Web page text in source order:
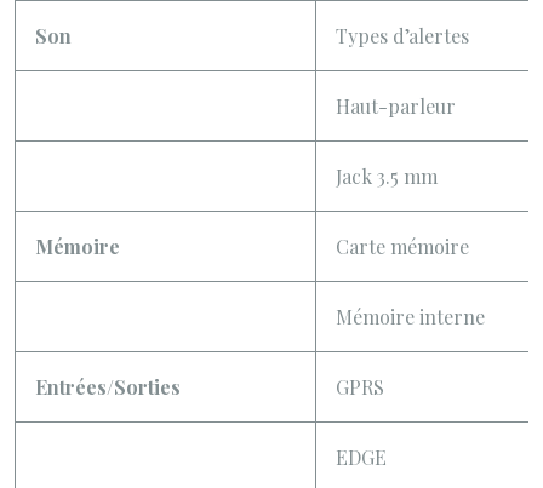
Son Types d’alertes
Haut-parleur
Jack 3.5 mm
Mémoire Carte mémoire
Mémoire interne
Entrées/Sorties GPRS
EDGE